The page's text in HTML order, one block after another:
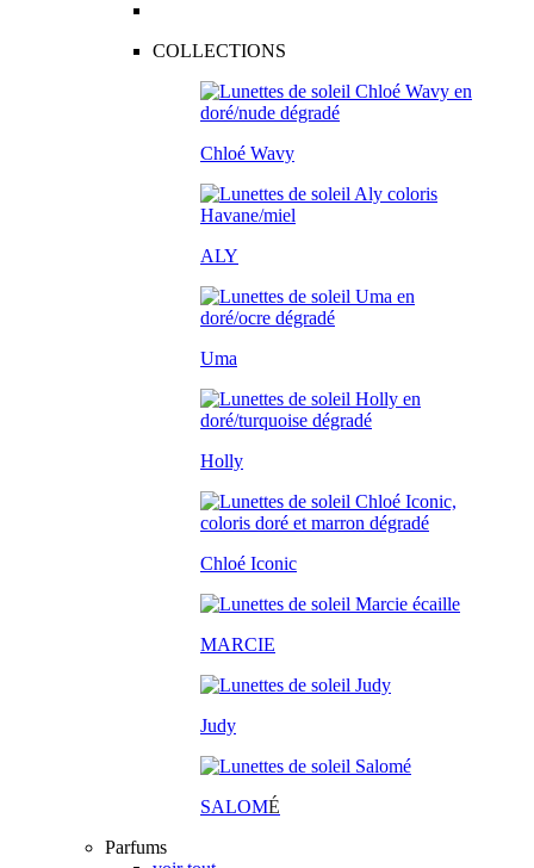
COLLECTIONS
Chloé Wavy
ALY
Uma
Holly
Chloé Iconic
MARCIE
Judy
SALOMÉ
Parfums